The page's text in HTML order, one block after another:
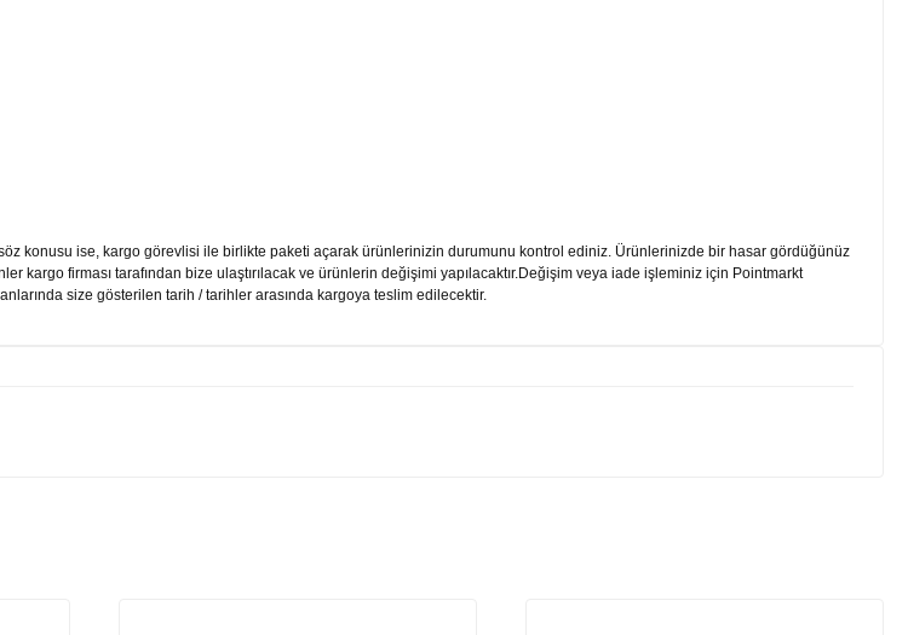
konusu ise, kargo görevlisi ile birlikte paketi açarak ürünlerinizin durumunu kontrol ediniz. Ürünlerinizde bir hasar gördüğünüz
kargo firması tarafından bize ulaştırılacak ve ürünlerin değişimi yapılacaktır.Değişim veya iade işleminiz için Pointmarkt
size gösterilen tarih / tarihler arasında kargoya teslim edilecektir.